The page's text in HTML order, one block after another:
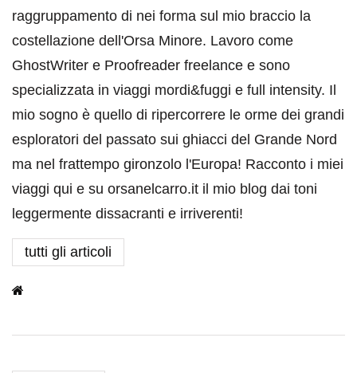
raggruppamento di nei forma sul mio braccio la
costellazione dell'Orsa Minore. Lavoro come
GhostWriter e Proofreader freelance e sono
specializzata in viaggi mordi&fuggi e full intensity. Il
mio sogno è quello di ripercorrere le orme dei grandi
esploratori del passato sui ghiacci del Grande Nord
ma nel frattempo gironzolo l'Europa! Racconto i miei
viaggi qui e su orsanelcarro.it il mio blog dai toni
leggermente dissacranti e irriverenti!
tutti gli articoli